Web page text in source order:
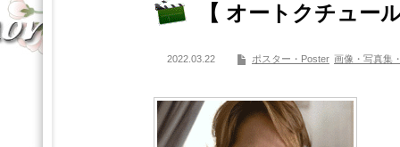
【 オートクチュー
2022.03.22 ポスター・Poster 画像・写真集